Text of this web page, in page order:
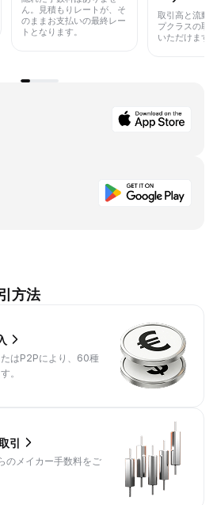
ん。見積もりレートが、そ
のままお支払いの最終レー
トとなります。
取引高と流動
プクラスの取
いただけます
方法
はP2Pにより、60種
。
引
のメイカー手数料をご